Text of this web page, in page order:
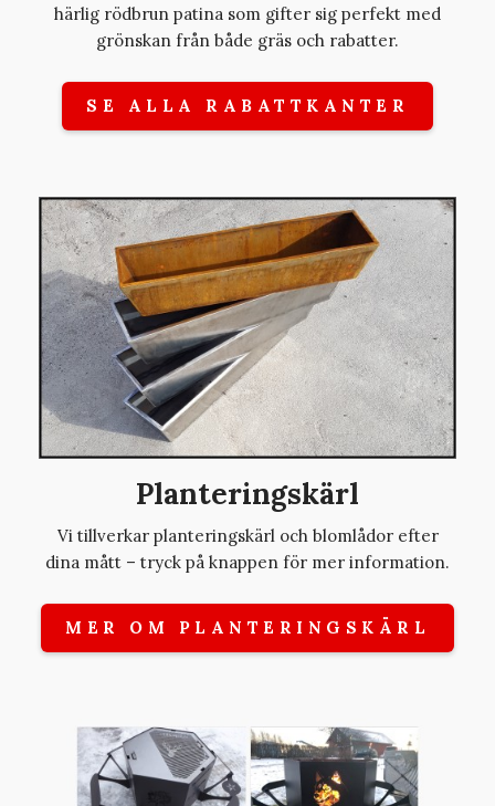
härlig rödbrun patina som gifter sig perfekt med
grönskan från både gräs och rabatter.
SE ALLA RABATTKANTER
Planteringskärl
Vi tillverkar planteringskärl och blomlådor efter
dina mått – tryck på knappen för mer information.
MER OM PLANTERINGSKÄRL